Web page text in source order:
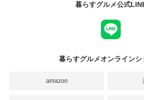
暮らすグルメ公式
暮らすグルメオンラインシ
amazon